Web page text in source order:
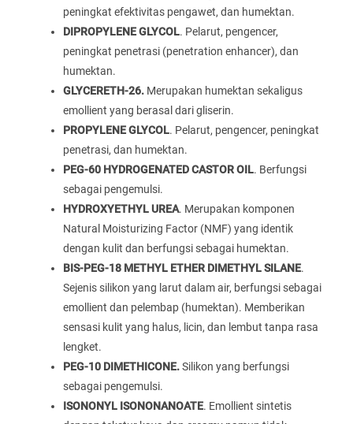
peningkat efektivitas pengawet, dan humektan.
DIPROPYLENE GLYCOL. Pelarut, pengencer,
peningkat penetrasi (penetration enhancer), dan
humektan.
GLYCERETH-26. Merupakan humektan sekaligus
emollient yang berasal dari gliserin.
PROPYLENE GLYCOL. Pelarut, pengencer, peningkat
penetrasi, dan humektan.
PEG-60 HYDROGENATED CASTOR OIL. Berfungsi
sebagai pengemulsi.
HYDROXYETHYL UREA. Merupakan komponen
Natural Moisturizing Factor (NMF) yang identik
dengan kulit dan berfungsi sebagai humektan.
BIS-PEG-18 METHYL ETHER DIMETHYL SILANE.
Sejenis silikon yang larut dalam air, berfungsi sebagai
emollient dan pelembap (humektan). Memberikan
sensasi kulit yang halus, licin, dan lembut tanpa rasa
lengket.
PEG-10 DIMETHICONE.Silikon yang berfungsi
sebagai pengemulsi.
ISONONYL ISONONANOATE. Emollient sintetis